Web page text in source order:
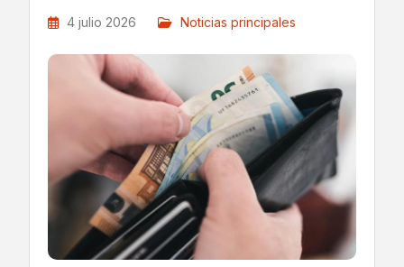
4 julio 2026 Noticias principales